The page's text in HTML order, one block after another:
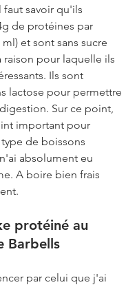
faut savoir qu'ils
de protéines par
et sont sans sucre
raison pour laquelle ils
Ils sont
lactose pour permettre
Sur ce point,
important pour
de boissons
absolument eu
A boire bien frais
protéiné au
Barbells
par celui que j'ai